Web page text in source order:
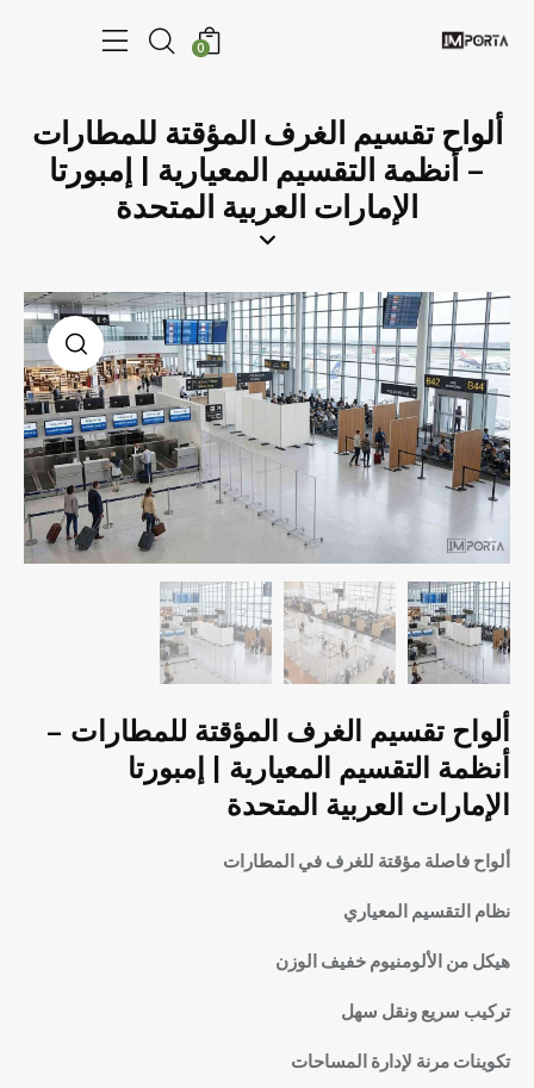
0
ألواح تقسيم الغرف المؤقتة للمطارات
– أنظمة التقسيم المعيارية | إمبورتا
الإمارات العربية المتحدة
ألواح تقسيم الغرف المؤقتة للمطارات –
أنظمة التقسيم المعيارية | إمبورتا
الإمارات العربية المتحدة
ألواح فاصلة مؤقتة للغرف في المطارات
نظام التقسيم المعياري
هيكل من الألومنيوم خفيف الوزن
تركيب سريع ونقل سهل
تكوينات مرنة لإدارة المساحات